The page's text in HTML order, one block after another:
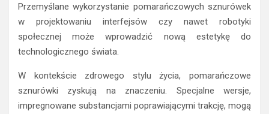
Przemyślane wykorzystanie pomarańczowych sznurówek
w projektowaniu interfejsów czy nawet robotyki
społecznej może wprowadzić nową estetykę do
technologicznego świata.
W kontekście zdrowego stylu życia, pomarańczowe
sznurówki zyskują na znaczeniu. Specjalne wersje,
impregnowane substancjami poprawiającymi trakcję, mogą